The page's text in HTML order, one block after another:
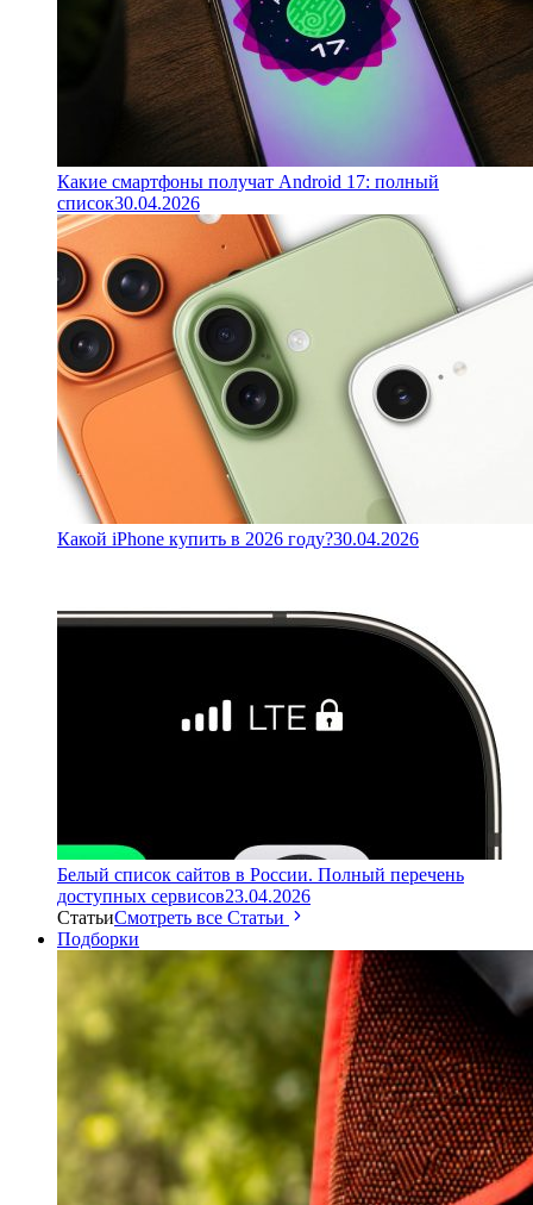
Какие смартфоны получат Android 17: полный
список30.04.2026
Какой iPhone купить в 2026 году?30.04.2026
Белый список сайтов в России. Полный перечень
доступных сервисов23.04.2026
СтатьиСмотреть все Статьи
Подборки